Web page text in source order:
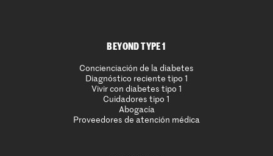
BEYOND TYPE 1
Concienciación de la diabetes
Diagnóstico reciente tipo 1
Vivir con diabetes tipo 1
Cuidadores tipo 1
Abogacía
Proveedores de atención médica